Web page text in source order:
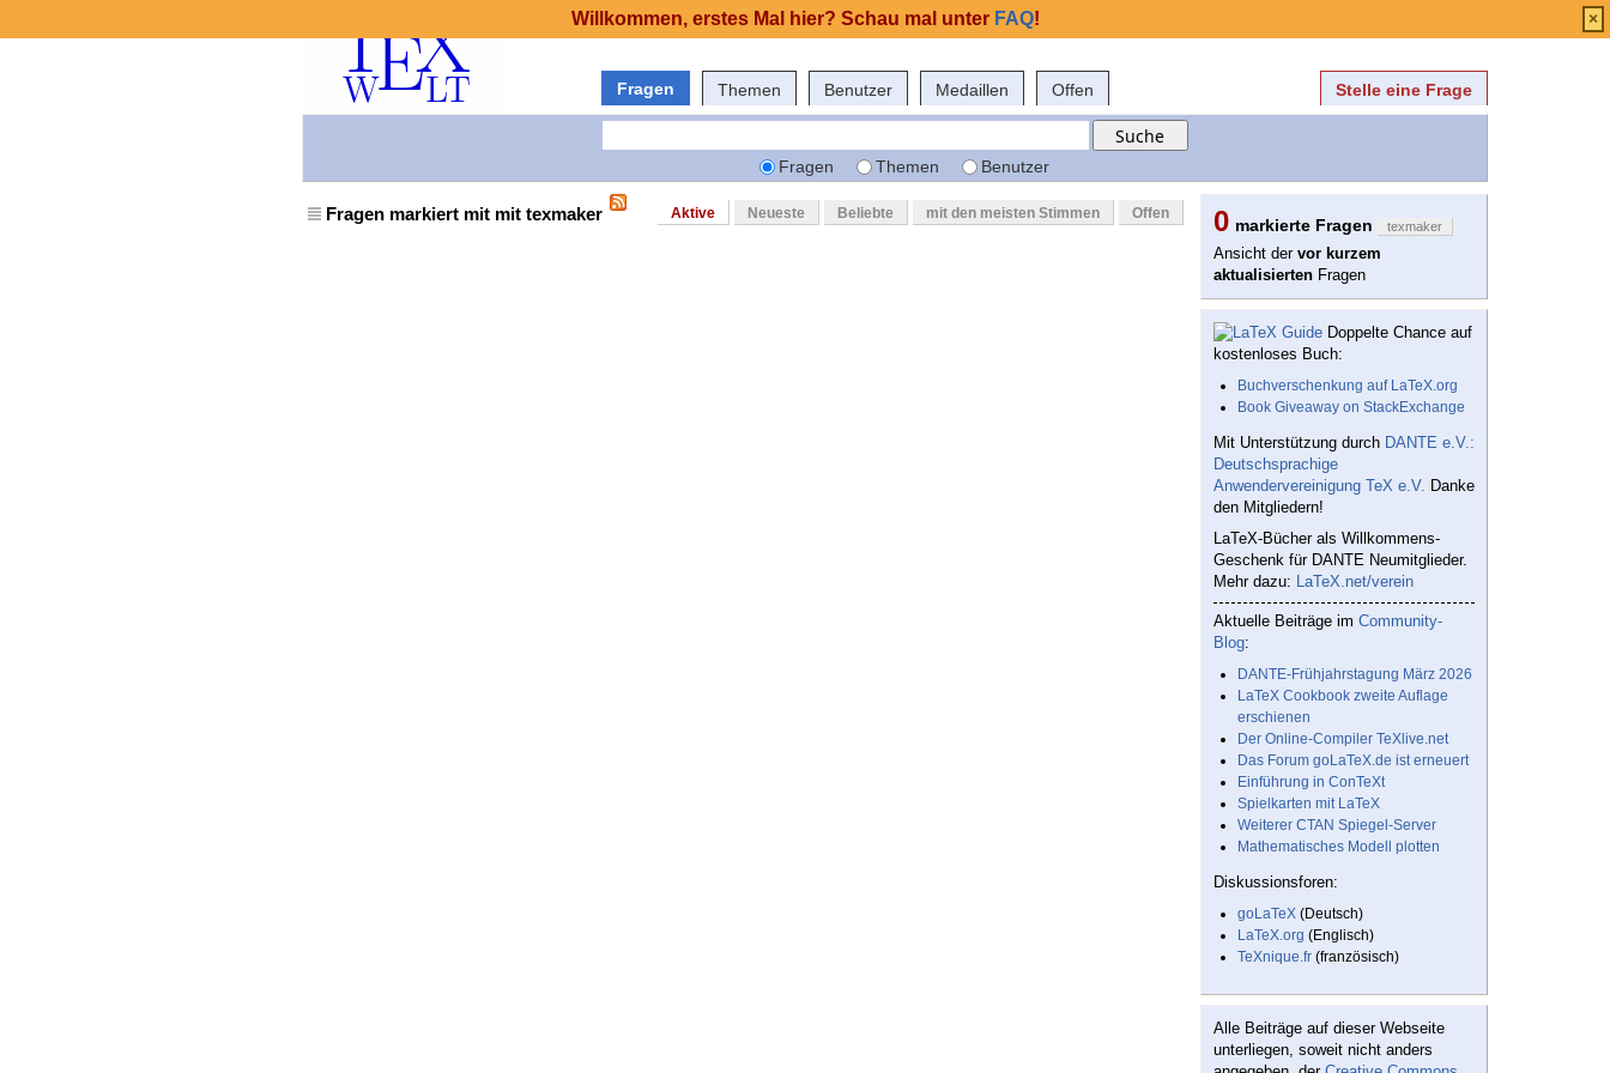
Fragen Themen Benutzer Medaillen Offen Stelle eine Frage
Fragen Themen Benutzer
Fragen markiert mit mit texmaker Aktive Neueste Beliebte mit den meisten Stimmen Offen 0 markierte Fragen texmaker
Ansicht der vor kurzem
aktualisierten Fragen
Doppelte Chance auf
kostenloses Buch:
Buchverschenkung auf LaTeX.org
Book Giveaway on StackExchange
Mit Unterstützung durch DANTE e.V.:
Deutschsprachige
Anwendervereinigung TeX e.V. Danke
den Mitgliedern!
LaTeX-Bücher als Willkommens-
Geschenk für DANTE Neumitglieder.
Mehr dazu: LaTeX.net/verein
Aktuelle Beiträge im Community-
Blog:
DANTE-Frühjahrstagung März 2026
LaTeX Cookbook zweite Auflage
erschienen
Der Online-Compiler TeXlive.net
Das Forum goLaTeX.de ist erneuert
Einführung in ConTeXt
Spielkarten mit LaTeX
Weiterer CTAN Spiegel-Server
Mathematisches Modell plotten
Diskussionsforen:
goLaTeX (Deutsch)
LaTeX.org (Englisch)
TeXnique.fr (französisch)
Alle Beiträge auf dieser Webseite
unterliegen, soweit nicht anders
Willkommen, erstes Mal hier? Schau mal unter FAQ! ×